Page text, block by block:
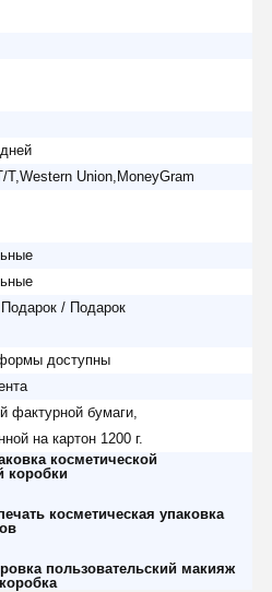
T,Western Union,MoneyGram
/ Подарок
доступны
фактурной бумаги,
на картон 1200 г.
косметической
коробки
косметическая упаковка
пользовательский макияж